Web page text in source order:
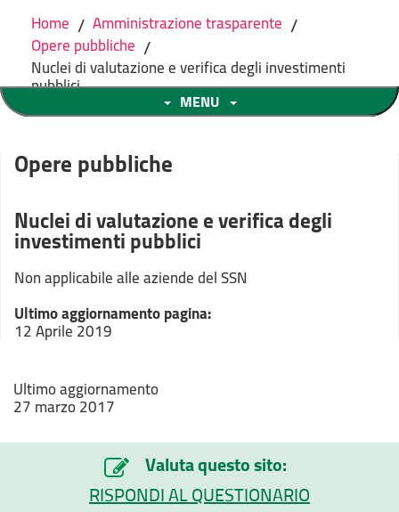
Home / Amministrazione trasparente /
Opere pubbliche /
Nuclei di valutazione e verifica degli investimenti
pubblici
MENU
Opere pubbliche
Nuclei di valutazione e verifica degli
investimenti pubblici
Non applicabile alle aziende del SSN
Ultimo aggiornamento pagina:
12 Aprile 2019
Ultimo aggiornamento
27 marzo 2017
Valuta questo sito:
RISPONDI AL QUESTIONARIO